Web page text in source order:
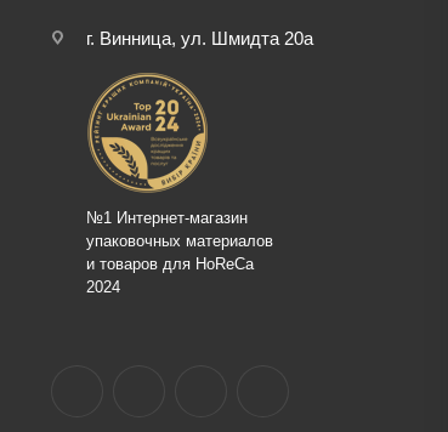
г. Винница, ул. Шмидта 20а
№1 Интернет-магазин
упаковочных материалов
и товаров для HoReCa
2024